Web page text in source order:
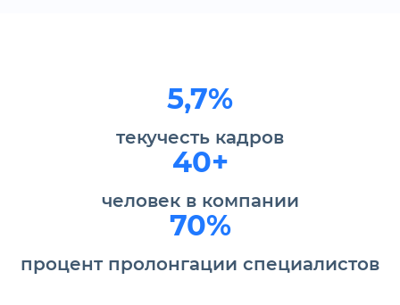
5,7%
текучесть кадров
40+
человек в компании
70%
процент пролонгации специалистов